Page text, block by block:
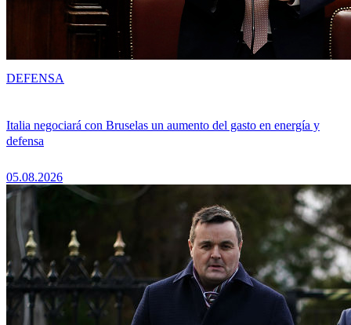
Italia negociará con Bruselas un aumento del gasto en energía y
defensa
05.08.2026
DEFENSA